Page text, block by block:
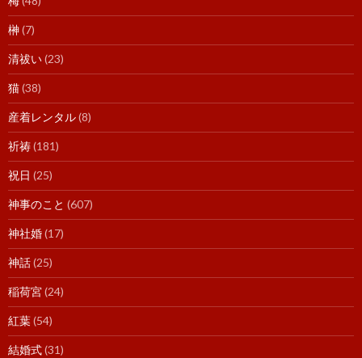
榊(7)
清祓い(23)
猫(38)
産着レンタル(8)
祈祷(181)
祝日 (25)
神事のこと (607)
神社婚(17)
神話(25)
稲荷宮(24)
紅葉(54)
結婚式(31)